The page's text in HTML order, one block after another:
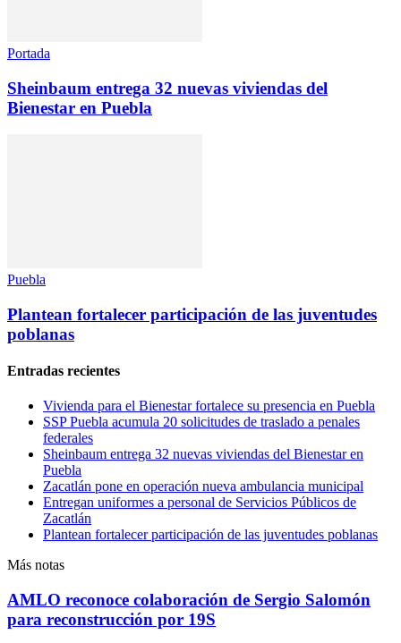
Portada
Sheinbaum entrega 32 nuevas viviendas del
Bienestar en Puebla
Puebla
Plantean fortalecer participación de las juventudes
poblanas
Entradas recientes
Vivienda para el Bienestar fortalece su presencia en Puebla
SSP Puebla acumula 20 solicitudes de traslado a penales
federales
Sheinbaum entrega 32 nuevas viviendas del Bienestar en
Puebla
Zacatlán pone en operación nueva ambulancia municipal
Entregan uniformes a personal de Servicios Públicos de
Zacatlán
Plantean fortalecer participación de las juventudes poblanas
Más notas
AMLO reconoce colaboración de Sergio Salomón
para reconstrucción por 19S